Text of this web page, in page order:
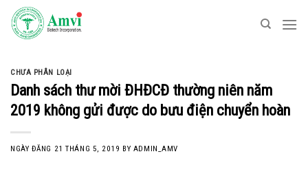
Skip
content
CHƯA PHÂN LOẠI
Danh sách thư mời ĐHĐCĐ thường niên năm
2019 không gửi được do bưu điện chuyển hoàn
NGÀY ĐĂNG 21 THÁNG 5, 2019 BY ADMIN_AMV